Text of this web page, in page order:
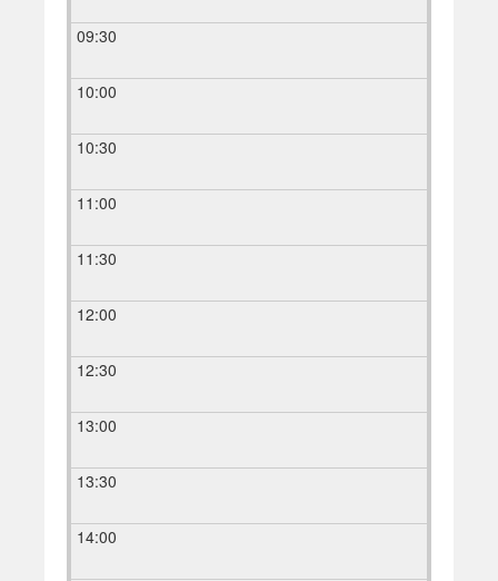
09:30
10:00
10:30
11:00
11:30
12:00
12:30
13:00
13:30
14:00